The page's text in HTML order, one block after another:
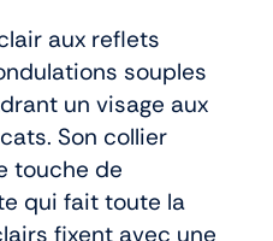
aux reflets
souples
un visage aux
Son collier
touche de
qui fait toute la
fixent avec une